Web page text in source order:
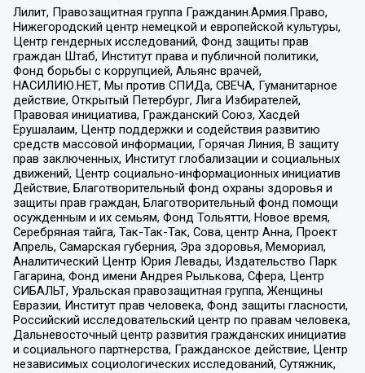
Лилит, Правозащитная группа Гражданин.Армия.Право,
Нижегородский центр немецкой и европейской культуры,
Центр гендерных исследований, Фонд защиты прав
граждан Штаб, Институт права и публичной политики,
Фонд борьбы с коррупцией, Альянс врачей,
НАСИЛИЮ.НЕТ, Мы против СПИДа, СВЕЧА, Гуманитарное
действие, Открытый Петербург, Лига Избирателей,
Правовая инициатива, Гражданский Союз, Хасдей
Ерушалаим, Центр поддержки и содействия развитию
средств массовой информации, Горячая Линия, В защиту
прав заключенных, Институт глобализации и социальных
движений, Центр социально-информационных инициатив
Действие, Благотворительный фонд охраны здоровья и
защиты прав граждан, Благотворительный фонд помощи
осужденным и их семьям, Фонд Тольятти, Новое время,
Серебряная тайга, Так-Так-Так, Сова, центр Анна, Проект
Апрель, Самарская губерния, Эра здоровья, Мемориал,
Аналитический Центр Юрия Левады, Издательство Парк
Гагарина, Фонд имени Андрея Рылькова, Сфера, Центр
СИБАЛЬТ, Уральская правозащитная группа, Женщины
Евразии, Институт прав человека, Фонд защиты гласности,
Российский исследовательский центр по правам человека,
Дальневосточный центр развития гражданских инициатив
и социального партнерства, Гражданское действие, Центр
независимых социологических исследований, Сутяжник,